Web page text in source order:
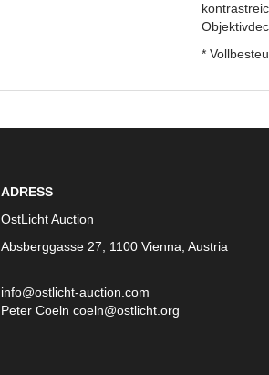
*
ADRESS
OstLicht Auction
Absberggasse 27, 1100 Vienna, Austria
info@ostlicht-auction.com
Peter Coeln coeln@ostlicht.org